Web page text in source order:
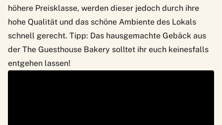
höhere Preisklasse, werden dieser jedoch durch ihre
hohe Qualität und das schöne Ambiente des Lokals
schnell gerecht. Tipp: Das hausgemachte Gebäck aus
der The Guesthouse Bakery solltet ihr euch keinesfalls
entgehen lassen!